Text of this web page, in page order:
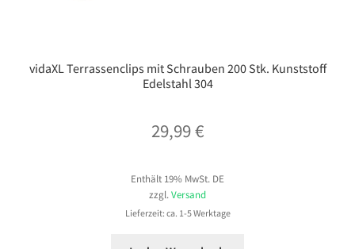
vidaXL Terrassenclips mit Schrauben 200 Stk. Kunststoff
Edelstahl 304
29,99€
Enthält 19% MwSt. DE
zzgl. Versand
Lieferzeit: ca. 1-5 Werktage